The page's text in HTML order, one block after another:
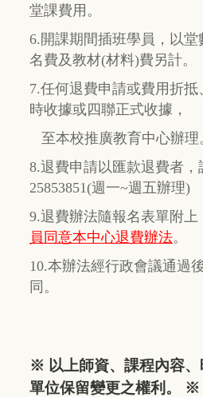
堂課費用。
6.開課期間插班學員，以
名費及教材(材料)費另計。
7.任何退費申請或費用折
時收據或四聯正式收據，
至本校推廣教育中心辦理
8.退費申請以匯款退費者
25853851(週一~週五辦理)
9.退費辦法隨報名表單附上
員同意本中心退費辦法。
10.本辦法經行政會議通過
同。
※ 以上師資、課程內容
單位保留變更之權利。 ※